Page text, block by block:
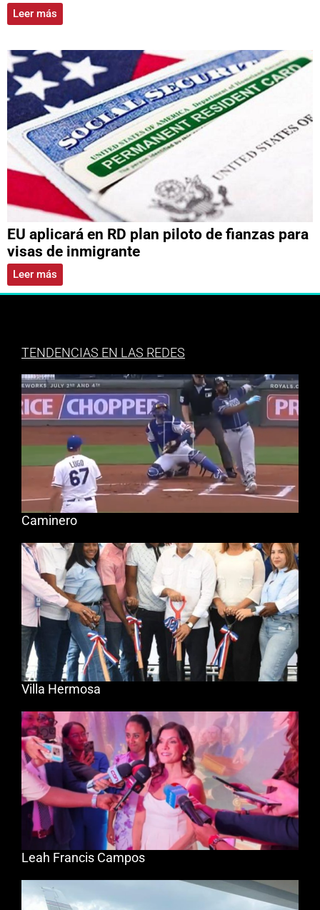
Leer más
EU aplicará en RD plan piloto de fianzas para
visas de inmigrante
Leer más
TENDENCIAS EN LAS REDES
Caminero
Villa Hermosa
Leah Francis Campos